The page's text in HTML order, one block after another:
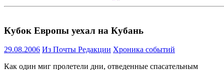
Кубок Европы уехал на Кубань
29.08.2006 Из Почты Редакции Хроника событий
Как один миг пролетели дни, отведенные спасательным